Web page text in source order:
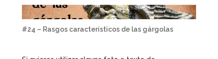
#24 – Rasgos característicos de las gárgolas